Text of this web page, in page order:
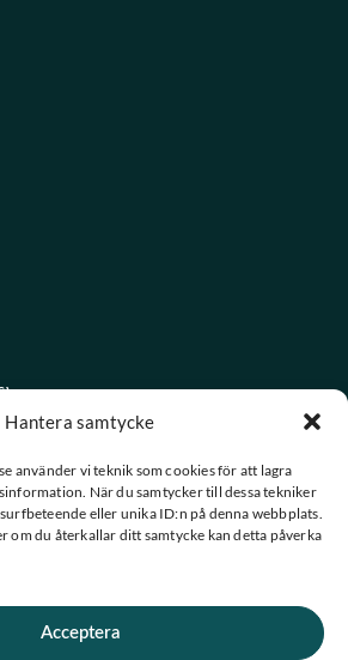
Hantera samtycke
använder vi teknik som cookies för att lagra
När du samtycker till dessa tekniker
eller unika ID:n på denna webbplats.
om du återkallar ditt samtycke kan detta påverka
Acceptera